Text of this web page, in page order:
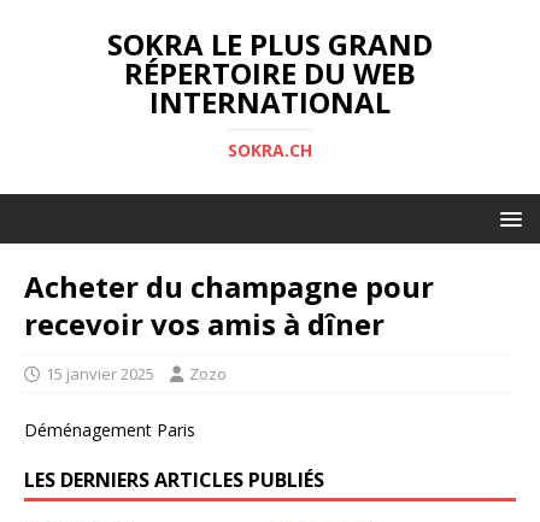
SOKRA LE PLUS GRAND
RÉPERTOIRE DU WEB
INTERNATIONAL
SOKRA.CH
Acheter du champagne pour
recevoir vos amis à dîner
15 janvier 2025 Zozo
Déménagement Paris
LES DERNIERS ARTICLES PUBLIÉS